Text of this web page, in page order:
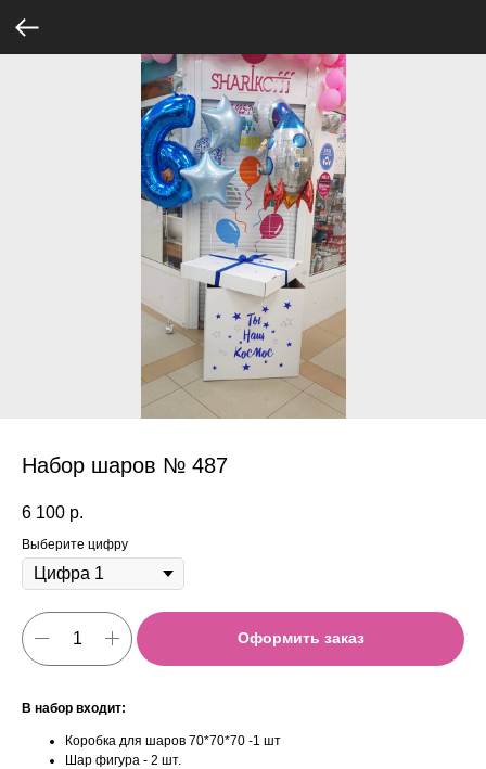
Набор шаров № 487
6 100 р.
Выберите цифру
Оформить заказ
В набор входит:
Коробка для шаров 70*70*70 -1 шт
Шар фигура - 2 шт.